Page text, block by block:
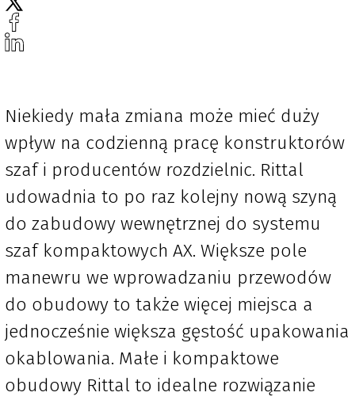
Niekiedy mała zmiana może mieć duży
wpływ na codzienną pracę konstruktorów
szaf i producentów rozdzielnic. Rittal
udowadnia to po raz kolejny nową szyną
do zabudowy wewnętrznej do systemu
szaf kompaktowych AX. Większe pole
manewru we wprowadzaniu przewodów
do obudowy to także więcej miejsca a
jednocześnie większa gęstość upakowania
okablowania. Małe i kompaktowe
obudowy Rittal to idealne rozwiązanie